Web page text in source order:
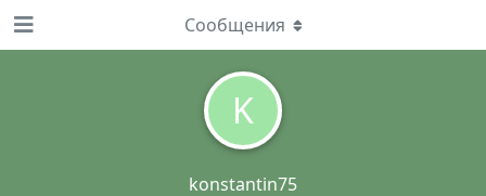
K
konstantin75
Сообщения